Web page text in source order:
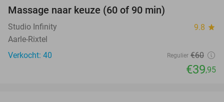
Massage naar keuze (60 of 90 min)
Studio Infinity 9.8 star
Aarle-Rixtel
Verkocht: 40
Regulier €60
€39,95